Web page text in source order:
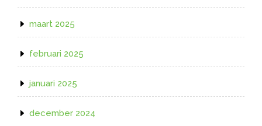
maart 2025
februari 2025
januari 2025
december 2024